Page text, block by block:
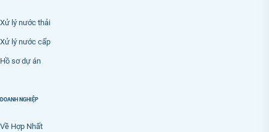
Xử lý nước thải
Xử lý nước cấp
Hồ sơ dự án
DOANH NGHIỆP
Về Hợp Nhất